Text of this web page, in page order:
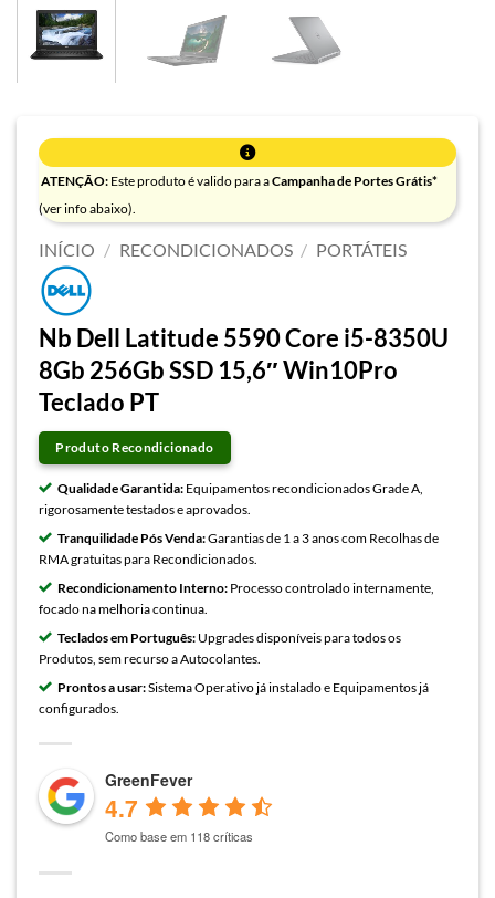
ATENÇÃO: Este produto é valido para aCampanha de Portes Grátis*
(ver info abaixo).
INÍCIO / RECONDICIONADOS / PORTÁTEIS
Nb Dell Latitude 5590 Core i5-8350U
8Gb 256Gb SSD 15,6″ Win10Pro
Teclado PT
Produto Recondicionado
Qualidade Garantida: Equipamentos recondicionados Grade A,
rigorosamente testados e aprovados.
Tranquilidade Pós Venda:Garantias de 1 a 3 anos com Recolhas de
RMA gratuitas para Recondicionados.
Recondicionamento Interno: Processo controlado internamente,
focado na melhoria continua.
Teclados em Português: Upgrades disponíveis para todos os
Produtos, sem recurso a Autocolantes.
Prontos a usar:Sistema Operativo já instalado e Equipamentos já
configurados.
GreenFever
4.7
Como base em 118 críticas